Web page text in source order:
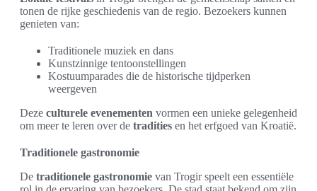
tonen de rijke geschiedenis van de regio. Bezoekers kunnen
genieten van:
Traditionele muziek en dans
Kunstzinnige tentoonstellingen
Kostuumparades die de historische tijdperken
weergeven
Deze culturele evenementen vormen een unieke gelegenheid
om meer te leren over de tradities en het erfgoed van Kroatië.
Traditionele gastronomie
De traditionele gastronomie van Trogir speelt een essentiële